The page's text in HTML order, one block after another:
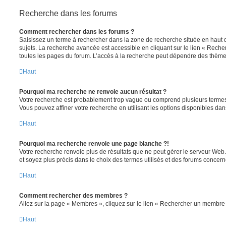
Recherche dans les forums
Comment rechercher dans les forums ?
Saisissez un terme à rechercher dans la zone de recherche située en haut
sujets. La recherche avancée est accessible en cliquant sur le lien «
toutes les pages du forum. L’accès à la recherche peut dépendre des
Haut
Pourquoi ma recherche ne renvoie aucun résultat ?
Votre recherche est probablement trop vague ou comprend plusieurs
Vous pouvez affiner votre recherche en utilisant les options disponibles
Haut
Pourquoi ma recherche renvoie une page blanche ?!
Votre recherche renvoie plus de résultats que ne peut gérer le serveur
et soyez plus précis dans le choix des termes utilisés et des forums
Haut
Comment rechercher des membres ?
Allez sur la page « Membres », cliquez sur le lien « Rechercher un membre
Haut